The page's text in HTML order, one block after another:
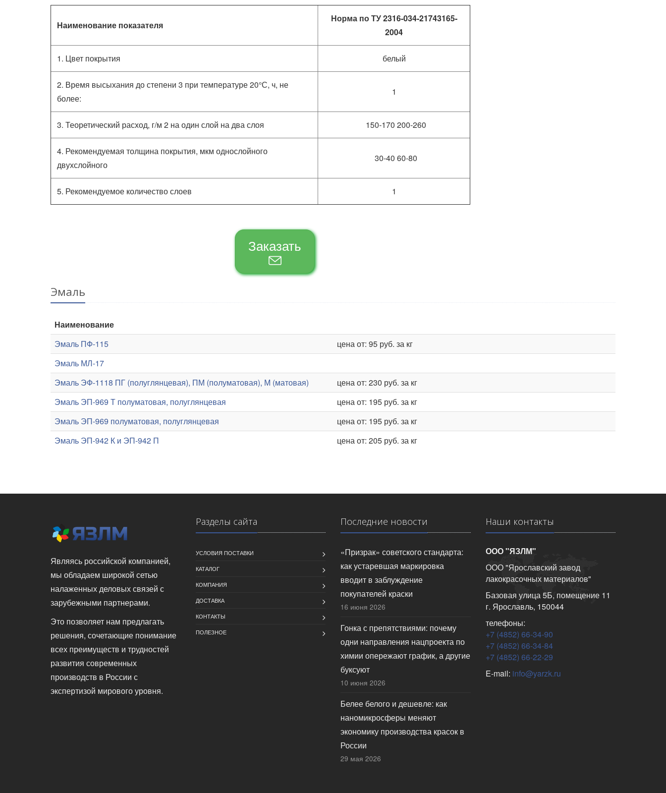
Наименование показателя
Норма по ТУ 2316-034-21743165-
2004
1. Цвет покрытия белый
2. Время высыхания до степени 3 при температуре 20°С, ч, не
более:
1
3. Теоретический расход, г/м 2 на один слой на два слоя 150-170 200-260
4. Рекомендуемая толщина покрытия, мкм однослойного
двухслойного
30-40 60-80
5. Рекомендуемое количество слоев 1
Заказать
Эмаль
Наименование
Эмаль ПФ-115
цена от: 95 руб. за кг
Эмаль МЛ-17
Эмаль ЭФ-1118 ПГ (полуглянцевая), ПМ (полуматовая), М (матовая)
цена от: 230 руб. за кг
Эмаль ЭП-969 Т полуматовая, полуглянцевая
цена от: 195 руб. за кг
Эмаль ЭП-969 полуматовая, полуглянцевая
цена от: 195 руб. за кг
Эмаль ЭП-942 К и ЭП-942 П
цена от: 205 руб. за кг
Являясь российской компанией,
мы обладаем широкой сетью
налаженных деловых связей с
зарубежными партнерами.
Это позволяет нам предлагать
решения, сочетающие понимание
всех преимуществ и трудностей
развития современных
производств в России с
экспертизой мирового уровня.
Разделы сайта
УСЛОВИЯ ПОСТАВКИ
КАТАЛОГ
КОМПАНИЯ
ДОСТАВКА
КОНТАКТЫ
ПОЛЕЗНОЕ
Последние новости
«Призрак» советского стандарта:
как устаревшая маркировка
вводит в заблуждение
покупателей краски
16 июня 2026
Гонка с препятствиями: почему
одни направления нацпроекта по
химии опережают график, а другие
буксуют
10 июня 2026
Белее белого и дешевле: как
наномикросферы меняют
экономику производства красок в
России
29 мая 2026
Наши контакты
ООО "ЯЗЛМ"
ООО "Ярославский завод
лакокрасочных материалов"
Базовая улица 5Б, помещение 11
г. Ярославль, 150044
телефоны:
+7 (4852) 66-34-90
+7 (4852) 66-34-84
+7 (4852) 66-22-29
E-mail: info@yarzk.ru